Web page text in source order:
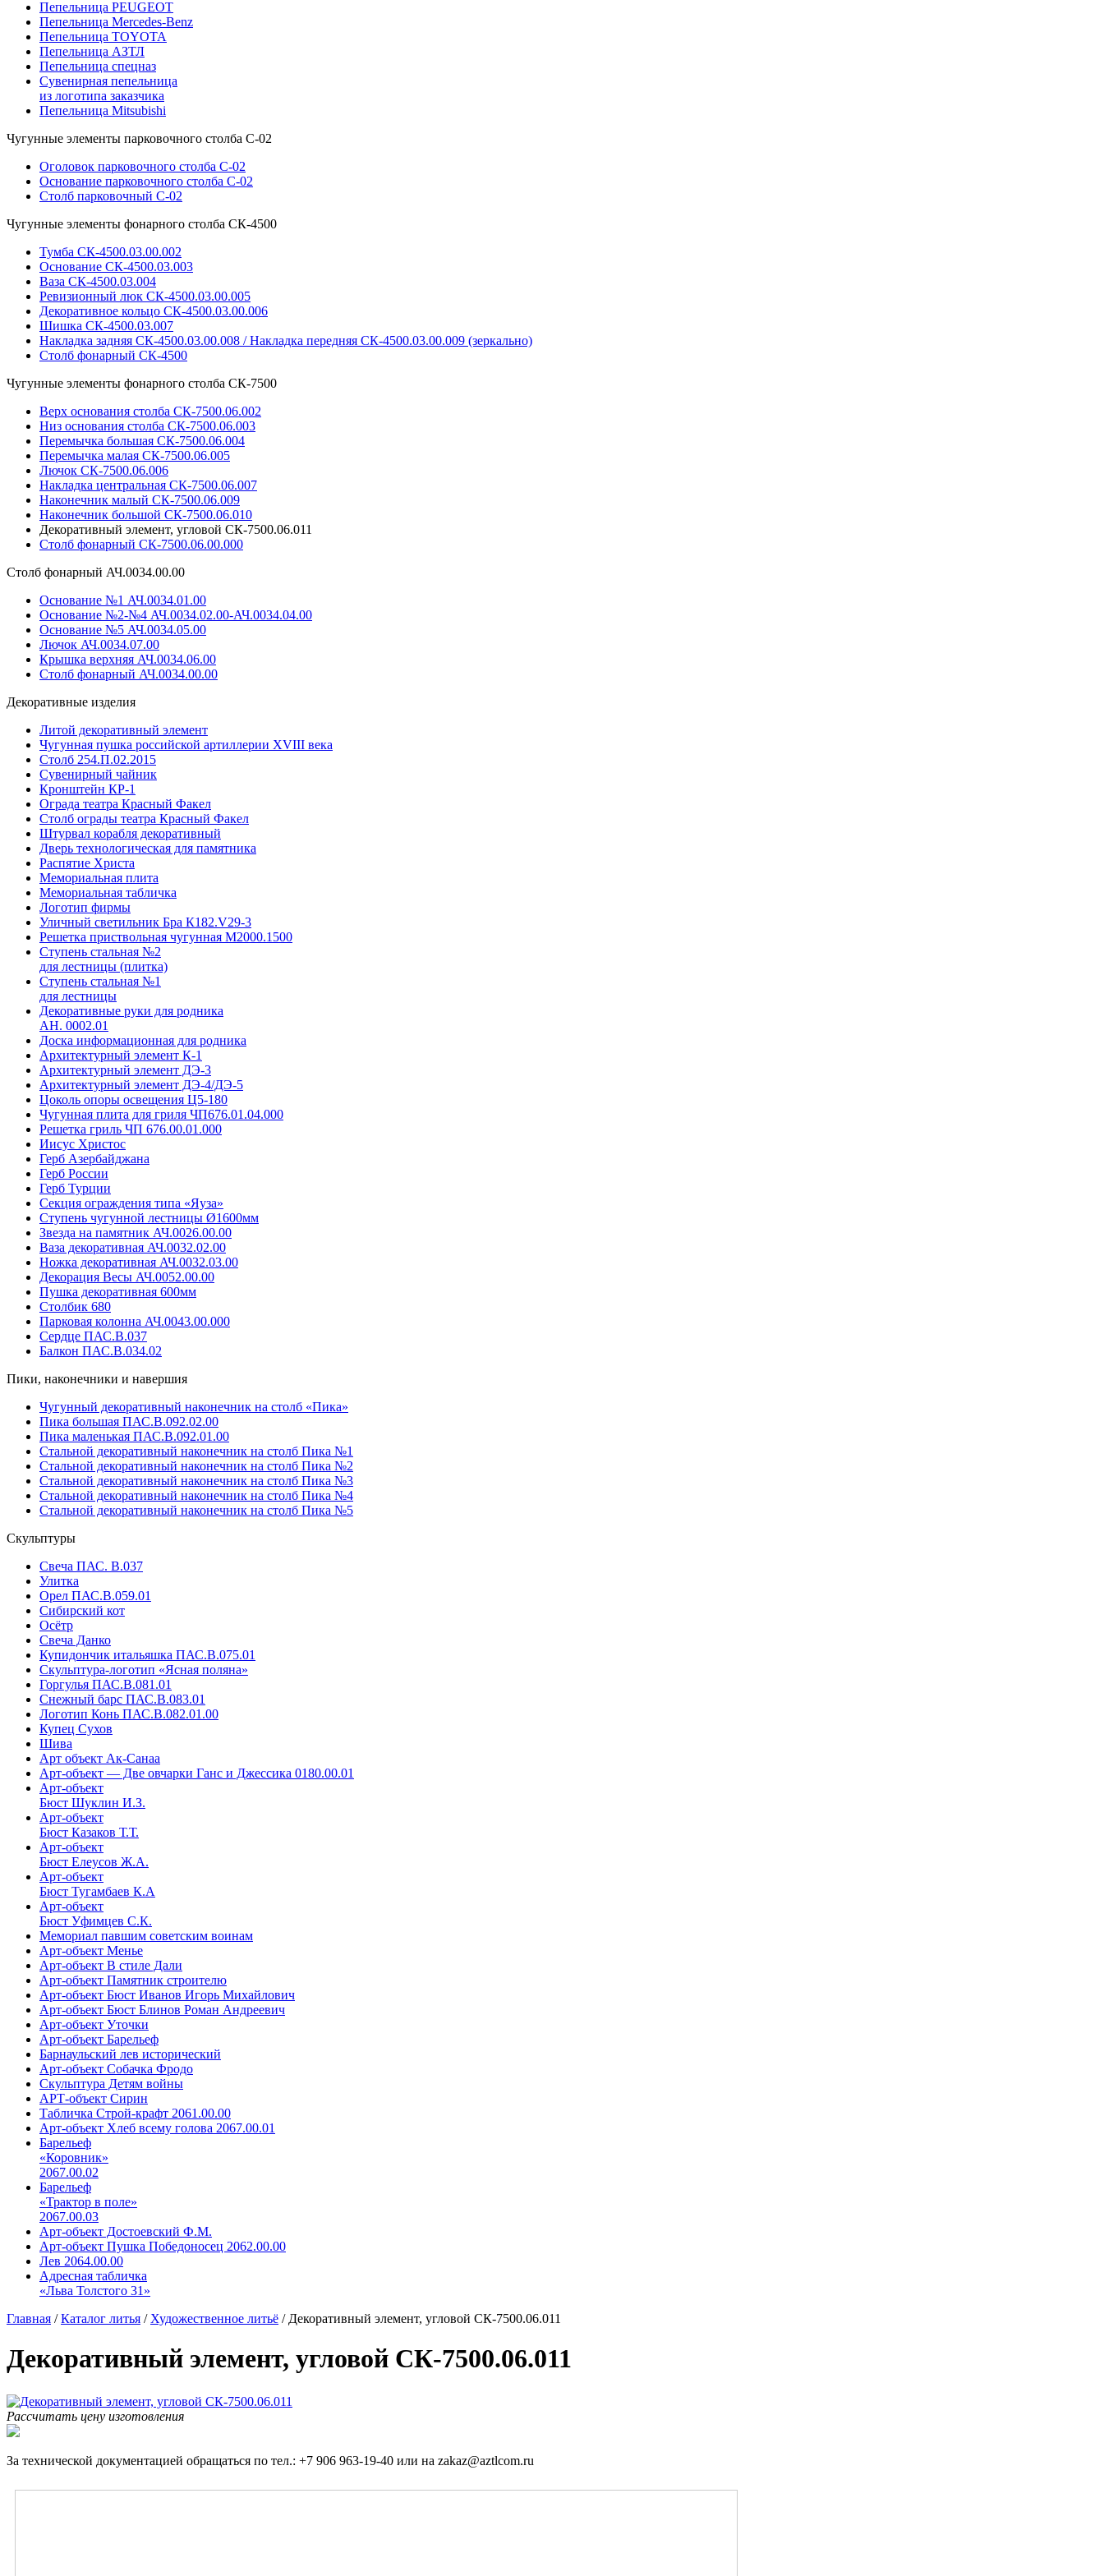
Пепельница PEUGEOT
Пепельница Mercedes-Benz
Пепельница TOYOTA
Пепельница АЗТЛ
Пепельница спецназ
Сувенирная пепельница
из логотипа заказчика
Пепельница Mitsubishi
Чугунные элементы парковочного столба С-02
Оголовок парковочного столба С-02
Основание парковочного столба С-02
Столб парковочный С-02
Чугунные элементы фонарного столба СК-4500
Тумба СК-4500.03.00.002
Основание СК-4500.03.003
Ваза СК-4500.03.004
Ревизионный люк СК-4500.03.00.005
Декоративное кольцо СК-4500.03.00.006
Шишка СК-4500.03.007
Накладка задняя СК-4500.03.00.008 / Накладка передняя СК-4500.03.00.009 (зеркально)
Столб фонарный СК-4500
Чугунные элементы фонарного столба СК-7500
Верх основания столба СК-7500.06.002
Низ основания столба СК-7500.06.003
Перемычка большая СК-7500.06.004
Перемычка малая СК-7500.06.005
Лючок СК-7500.06.006
Накладка центральная СК-7500.06.007
Наконечник малый СК-7500.06.009
Наконечник большой СК-7500.06.010
Декоративный элемент, угловой СК-7500.06.011
Столб фонарный СК-7500.06.00.000
Столб фонарный АЧ.0034.00.00
Основание №1 АЧ.0034.01.00
Основание №2-№4 АЧ.0034.02.00-АЧ.0034.04.00
Основание №5 АЧ.0034.05.00
Лючок АЧ.0034.07.00
Крышка верхняя АЧ.0034.06.00
Столб фонарный АЧ.0034.00.00
Декоративные изделия
Литой декоративный элемент
Чугунная пушка российской артиллерии XVIII века
Столб 254.П.02.2015
Сувенирный чайник
Кронштейн КР-1
Ограда театра Красный Факел
Столб ограды театра Красный Факел
Штурвал корабля декоративный
Дверь технологическая для памятника
Распятие Христа
Мемориальная плита
Мемориальная табличка
Логотип фирмы
Уличный светильник Бра К182.V29-3
Решетка приствольная чугунная М2000.1500
Ступень стальная №2
для лестницы (плитка)
Ступень стальная №1
для лестницы
Декоративные руки для родника
АН. 0002.01
Доска информационная для родника
Архитектурный элемент К-1
Архитектурный элемент ДЭ-3
Архитектурный элемент ДЭ-4/ДЭ-5
Цоколь опоры освещения Ц5-180
Чугунная плита для гриля ЧП676.01.04.000
Решетка гриль ЧП 676.00.01.000
Иисус Христос
Герб Азербайджана
Герб России
Герб Турции
Секция ограждения типа «Яуза»
Ступень чугунной лестницы Ø1600мм
Звезда на памятник АЧ.0026.00.00
Ваза декоративная АЧ.0032.02.00
Ножка декоративная АЧ.0032.03.00
Декорация Весы АЧ.0052.00.00
Пушка декоративная 600мм
Столбик 680
Парковая колонна АЧ.0043.00.000
Сердце ПАС.В.037
Балкон ПАС.В.034.02
Пики, наконечники и навершия
Чугунный декоративный наконечник на столб «Пика»
Пика большая ПАС.В.092.02.00
Пика маленькая ПАС.В.092.01.00
Стальной декоративный наконечник на столб Пика №1
Стальной декоративный наконечник на столб Пика №2
Стальной декоративный наконечник на столб Пика №3
Стальной декоративный наконечник на столб Пика №4
Стальной декоративный наконечник на столб Пика №5
Скульптуры
Свеча ПАС. В.037
Улитка
Орел ПАС.В.059.01
Сибирский кот
Осётр
Свеча Данко
Купидончик итальяшка ПАС.В.075.01
Скульптура-логотип «Ясная поляна»
Горгулья ПАС.В.081.01
Снежный барс ПАС.В.083.01
Логотип Конь ПАС.В.082.01.00
Купец Сухов
Шива
Арт объект Ак-Санаа
Арт-объект — Две овчарки Ганс и Джессика 0180.00.01
Арт-объект
Бюст Шуклин И.З.
Арт-объект
Бюст Казаков Т.Т.
Арт-объект
Бюст Елеусов Ж.А.
Арт-объект
Бюст Тугамбаев К.А
Арт-объект
Бюст Уфимцев С.К.
Мемориал павшим советским воинам
Арт-объект Менье
Арт-объект В стиле Дали
Арт-объект Памятник строителю
Арт-объект Бюст Иванов Игорь Михайлович
Арт-объект Бюст Блинов Роман Андреевич
Арт-объект Уточки
Арт-объект Барельеф
Барнаульский лев исторический
Арт-объект Собачка Фродо
Скульптура Детям войны
АРТ-объект Сирин
Табличка Строй-крафт 2061.00.00
Арт-объект Хлеб всему голова 2067.00.01
Барельеф
«Коровник»
2067.00.02
Барельеф
«Трактор в поле»
2067.00.03
Арт-объект Достоевский Ф.М.
Арт-объект Пушка Победоносец 2062.00.00
Лев 2064.00.00
Адресная табличка
«Льва Толстого 31»
Главная /Каталог литья / Художественное литьё / Декоративный элемент, угловой СК-7500.06.011
Декоративный элемент, угловой СК-7500.06.011
Рассчитать цену изготовления
За технической документацией обращаться по тел.: +7 906 963-19-40 или на zakaz@aztlcom.ru